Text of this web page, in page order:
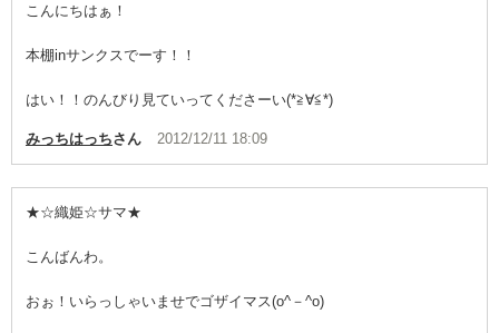
こんにちはぁ！
本棚inサンクスでーす！！
はい！！のんびり見ていってくださーい(*≧∀≦*)
みっちはっちさん 2012/12/11 18:09
★☆織姫☆サマ★
こんばんわ。
おぉ！いらっしゃいませでゴザイマス(o^－^o)